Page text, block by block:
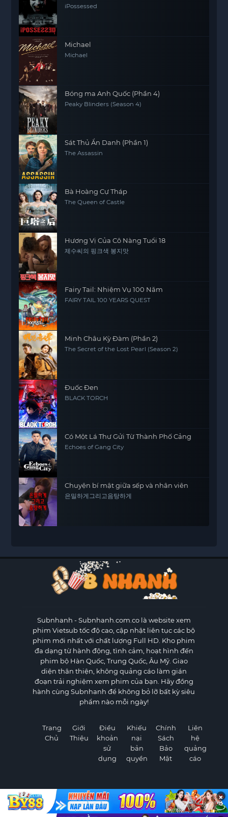
iPossessed
Michael
Michael
Bóng ma Anh Quốc (Phần 4)
Peaky Blinders (Season 4)
Sát Thủ Ẩn Danh (Phần 1)
The Assassin
Bà Hoàng Cự Tháp
The Queen of Castle
Hương Vị Của Cô Nàng Tuổi 18
제수씨의 핑크색 봉지맛
Fairy Tail: Nhiệm Vụ 100 Năm
FAIRY TAIL 100 YEARS QUEST
Minh Châu Kỳ Đàm (Phần 2)
The Secret of the Lost Pearl (Season 2)
Đuốc Đen
BLACK TORCH
Có Một Lá Thư Gửi Từ Thành Phố Cảng
Echoes of Gang City
Chuyện bí mật giữa sếp và nhân viên
은밀하게그리고음탕하게
Subnhanh - Subnhanh.com.co là website xem
phim Vietsub tốc độ cao, cập nhật liên tục các bộ
phim mới nhất với chất lượng Full HD. Kho phim
đa dạng từ hành động, tình cảm, hoạt hình đến
phim bộ Hàn Quốc, Trung Quốc, Âu Mỹ. Giao
diện thân thiện, không quảng cáo làm gián
đoạn trải nghiệm xem phim của bạn. Hãy đồng
hành cùng Subnhanh để không bỏ lỡ bất kỳ siêu
phẩm nào mỗi ngày!
Trang
Chủ
Giới
Thiệu
Điều
khoản
sử
dụng
Khiếu
nại
bản
quyền
Chính
Sách
Bảo
Mật
Liên
hệ
quảng
cáo
©2026 Subnhanh.com.co
×